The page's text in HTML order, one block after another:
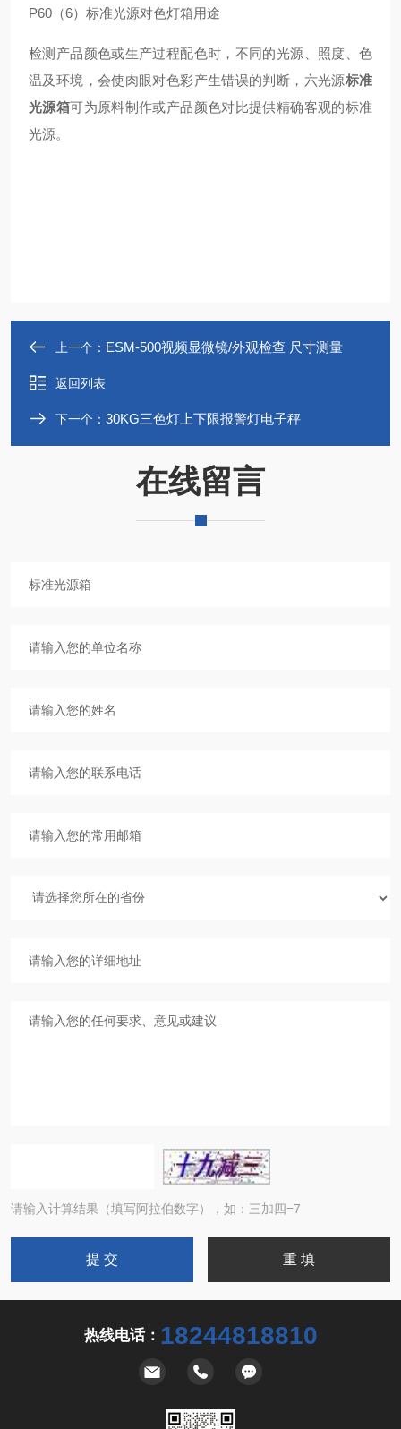
P60（6）标准光源对色灯箱用途
检测产品颜色或生产过程配色时，不同的光源、照度、色
温及环境，会使肉眼对色彩产生错误的判断，六光源标准
光源箱可为原料制作或产品颜色对比提供精确客观的标准
光源。
上一个： ESM-500视频显微镜/外观检查 尺寸测量
返回列表
下一个： 30KG三色灯上下限报警灯电子秤
在线留言
请输入计算结果（填写阿拉伯数字），如：三加四=7
热线电话： 18244818810